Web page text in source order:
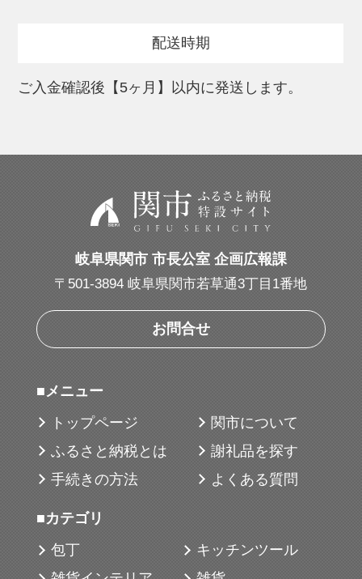
o.e.c.(ORIENTED ECOLOGY COOKING)
のブランド。
イパンを中心に、包丁やキッチンツールと
いった日々の食卓で活躍する基本道具を取
o.e.c.は、料理研究家としてガスとIH両方の
熱源を使い続けてきた脇雅世さんの20数年
間の経験と貝印の力で、IHの“ため”に開発さ
今までとは全く違う使い心地を、ぜひ実感
してください。
■注意事項
■地場産品に該当する理由
本返礼品は、 市内で企画開発、製品設計、
配送時期
ご入金確認後【5ヶ月】以内に発送します。
岐阜県関市 市長公室 企画広報課
〒501-3894 岐阜県関市若草通3丁目1番地
お問合せ
■メニュー
トップページ
関市について
ふるさと納税とは
謝礼品を探す
手続きの方法
よくある質問
■カテゴリ
包丁
キッチンツール